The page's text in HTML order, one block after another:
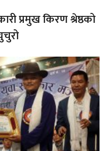
प्रमुख किरण श्रेष्ठको